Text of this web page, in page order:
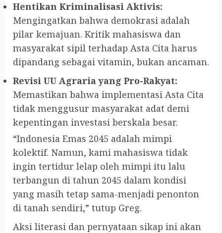
Hentikan Kriminalisasi Aktivis:
Mengingatkan bahwa demokrasi adalah
pilar kemajuan. Kritik mahasiswa dan
masyarakat sipil terhadap Asta Cita harus
dipandang sebagai vitamin, bukan ancaman.
Revisi UU Agraria yang Pro-Rakyat:
Memastikan bahwa implementasi Asta Cita
tidak menggusur masyarakat adat demi
kepentingan investasi berskala besar.
“Indonesia Emas 2045 adalah mimpi
kolektif. Namun, kami mahasiswa tidak
ingin tertidur lelap oleh mimpi itu lalu
terbangun di tahun 2045 dalam kondisi
yang masih tetap sama-menjadi penonton
di tanah sendiri,” tutup Greg.
Aksi literasi dan pernyataan sikap ini akan